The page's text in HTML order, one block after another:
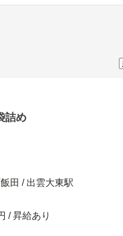
詰め
田 / 出雲大東駅
/ 昇給あり